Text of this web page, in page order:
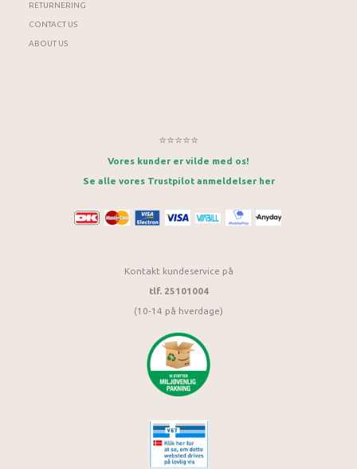
RETURNERING
CONTACT US
ABOUT US
⭐⭐⭐⭐⭐
Vores kunder er vilde med os!
Se alle vores Trustpilot anmeldelser her
Kontakt kundeservice på
tlf. 25101004
(10-14 på hverdage)